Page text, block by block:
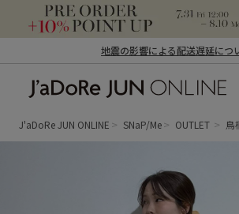
地震の影響による配送遅延につ
ン オンライン）
J'aDoRe JUN ONLINE SNaP/Me OUTLET 鳥